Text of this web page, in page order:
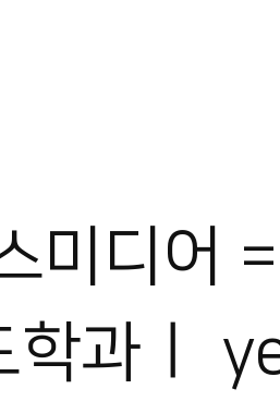
미디어
학과ㅣ